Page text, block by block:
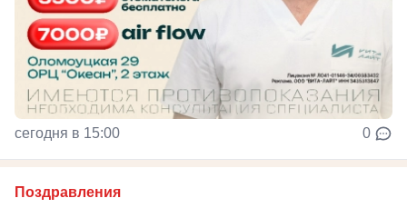
сегодня в 15:00 0
Поздравления